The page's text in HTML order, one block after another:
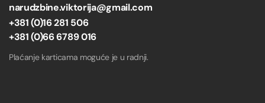
narudzbine.viktorija@gmail.com
+381 (0)16 281 506
+381 (0)66 6789 016
Plaćanje karticama moguće je u radnji.